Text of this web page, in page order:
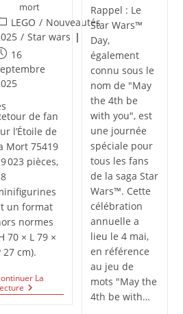
mort
LEGO / Nouveautés
/ Star wars
:
16
de fan
l’Étoile de
Mort 75419
023 pièces,
un format
normes
70 × L 79 ×
27 cm).
La
L’Étoile
De
Rappel : Le
Star Wars™
Day,
également
connu sous le
nom de "May
the 4th be
with you", est
une journée
spéciale pour
tous les fans
de la saga Star
Wars™. Cette
célébration
annuelle a
lieu le 4 mai,
en référence
au jeu de
mots "May the
4th be with…